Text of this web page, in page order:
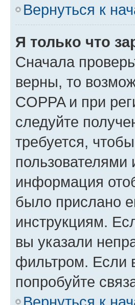
Вернуться к
Я только что
Сначала
верны, то
COPPA и при
следуйте
требуется,
информация
было прислано
инструкциям.
вы указали
фильтром. Если
попробуйте
Вернуться к